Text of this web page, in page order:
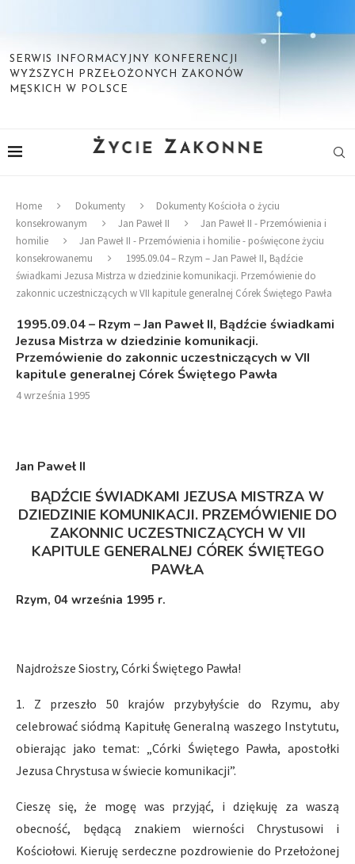
SERWIS INFORMACYJNY KONFERENCJI
WYŻSZYCH PRZEŁOŻONYCH ZAKONÓW
MĘSKICH W POLSCE
Home Dokumenty
Dokumenty Kościoła o życiu
konsekrowanym
Jan Paweł II
Jan Paweł II - Przemówienia i
homilie
Jan Paweł II - Przemówienia i homilie - poświęcone życiu
konsekrowanemu
1995.09.04 – Rzym – Jan Paweł II, Bądźcie
świadkami Jezusa Mistrza w dziedzinie komunikacji. Przemówienie do
zakonnic uczestniczących w VII kapitule generalnej Córek Świętego Pawła
1995.09.04 – Rzym – Jan Paweł II, Bądźcie świadkami
Jezusa Mistrza w dziedzinie komunikacji.
Przemówienie do zakonnic uczestniczących w VII
kapitule generalnej Córek Świętego Pawła
4 września 1995
Jan Paweł II
BĄDŹCIE ŚWIADKAMI JEZUSA MISTRZA W
DZIEDZINIE KOMUNIKACJI. PRZEMÓWIENIE DO
ZAKONNIC UCZESTNICZĄCYCH W VII
KAPITULE GENERALNEJ CÓREK ŚWIĘTEGO
PAWŁA
Rzym, 04 września 1995 r.
Najdroższe Siostry, Córki Świętego Pawła!
1. Z przeszło 50 krajów przybyłyście do Rzymu, aby
celebrować siódmą Kapitułę Generalną waszego Instytutu,
obierając jako temat: „Córki Świętego Pawła, apostołki
Jezusa Chrystusa w świecie komunikacji”.
Cieszę się, że mogę was przyjąć, i dziękuję za waszą
obecność, będącą znakiem wierności Chrystusowi i
Kościołowi. Kieruję serdeczne pozdrowienie do Przełożonej